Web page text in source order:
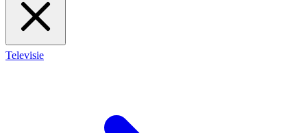
Televisie